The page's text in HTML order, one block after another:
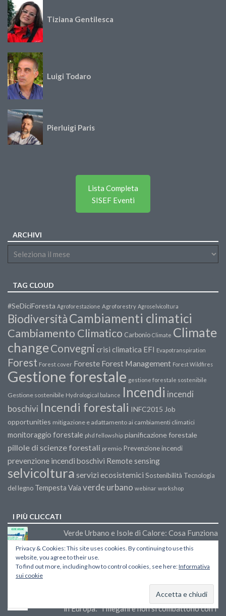
Tiziana Gentilesca
Luigi Todaro
Pierluigi Paris
Lista Completa
SISEF Eventi
ARCHIVI
TAG CLOUD
#SeDiciForesta Agroforestazione Agroforestry Agroselvicoltura
BiodiversitàCambiamenti climatici
Cambiamento Climatico Carbonio Climate Climate
changeConvegni crisi climatica EFI Evapotranspiration
Forest Forest cover Foreste Forest Management Forest Wildfires
Gestione forestale gestione forestale sostenibile
Gestione sostenibile Hydrological balance Incendi incendi
boschivi Incendi forestali INFC2015 Job
opportunities mitigazione e adattamento ai cambiamenti climatici
monitoraggio forestale phd fellowship pianificazione forestale
pillole di scienze forestali premio Prevenzione incendi
prevenzione incendi boschivi Remote sensing
selvicoltura servizi ecosistemici Sostenibilità Tecnologia
del legno Tempesta Vaia verde urbano webinar workshop
I PIÙ CLICCATI
Verde Urbano e Isole di Calore: Cosa Funziona
Davvero per Raffrescare le Città
California in fiamme. Storia di un fuoco fuori
PEFC Italia, CNR e SISEF sugli incendi estremi
in Europa: “I megafire non si combattono con i
Privacy & Cookies: This site uses cookies. By continuing to use this
website, you agree to their use.
To find out more, including how to control cookies, see here:Informativa
sui cookie